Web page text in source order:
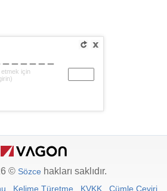
etmek için
© Sözce hakları saklıdır.
Kelime Türetme KVKK Cümle Çeviri